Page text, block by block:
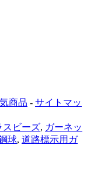
商品 - サイトマッ
スビーズ, ガーネッ
球, 道路標示用ガ